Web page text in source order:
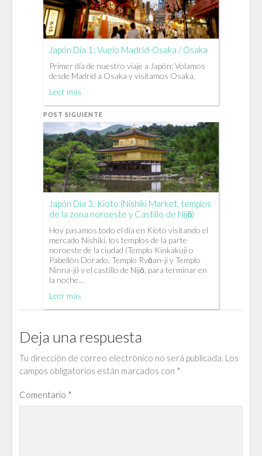
Japón Día 1: Vuelo Madrid-Osaka / Osaka
Primer día de nuestro viaje a Japón: Volamos
desde Madrid a Osaka y visitamos Osaka.
Leer más
POST SIGUIENTE
Japón Día 3: Kioto (Nishiki Market, templos
de la zona noroeste y Castillo de Nijō)
Hoy pasamos todo el día en Kioto visitando el
mercado Nishiki, los templos de la parte
noroeste de la ciudad (Templo Kinkakuji o
Pabellón Dorado, Templo Ryōan-ji y Templo
Ninna-ji) y el castillo de Nijō, para terminar en
la noche…
Leer más
Deja una respuesta
Tu dirección de correo electrónico no será publicada. Los
campos obligatorios están marcados con *
Comentario *